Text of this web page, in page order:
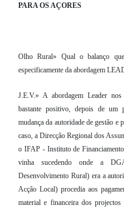
PARA OS AÇORES
Olho Rural» Qual o balanço
especificamente da abordagem
J.E.V.» A abordagem Leader
bastante positivo, depois de um
mudança da autoridade de gestão e
caso, a Direcção Regional dos
o IFAP - Instituto de
vinha sucedendo onde a
Desenvolvimento Rural) era a
Acção Local) procedia aos
material e financeira dos projectos